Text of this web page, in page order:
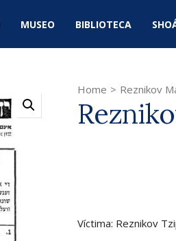
MUSEO BIBLIOTECA
Home > Reznikov
Víctima: Reznikov